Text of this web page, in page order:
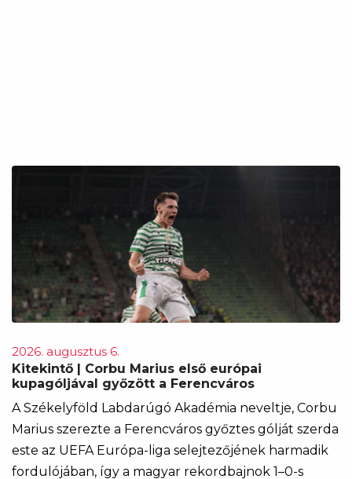
2026. augusztus 6.
Kitekintő | Corbu Marius első európai
kupagóljával győzött a Ferencváros
A Székelyföld Labdarúgó Akadémia neveltje, Corbu
Marius szerezte a Ferencváros győztes gólját szerda
este az UEFA Európa-liga selejtezőjének harmadik
fordulójában, így a magyar rekordbajnok 1–0-s